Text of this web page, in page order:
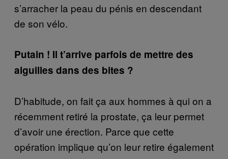
s’arracher la peau du pénis en descendant
de son vélo.
Putain ! Il t’arrive parfois de mettre des
aiguilles dans des bites ?
D’habitude, on fait ça aux hommes à qui on a
récemment retiré la prostate, ça leur permet
d’avoir une érection. Parce que cette
opération implique qu’on leur retire également